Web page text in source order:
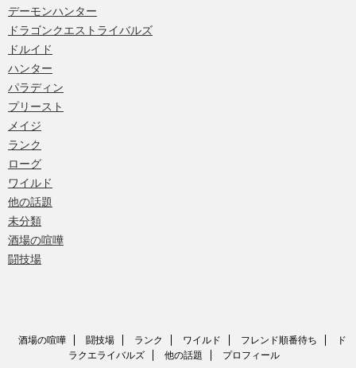
デーモンハンター
ドラゴンクエストライバルズ
ドルイド
ハンター
パラディン
プリースト
メイジ
ランク
ローグ
ワイルド
他の話題
未分類
酒場の喧嘩
闘技場
酒場の喧嘩 闘技場 ランク ワイルド フレンド順番待ち
ド
ラクエライバルズ
他の話題 プロフィール